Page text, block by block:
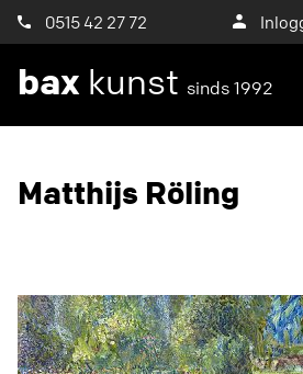
0515 42 27 72
bax kunst sinds 1992
Matthijs Röling